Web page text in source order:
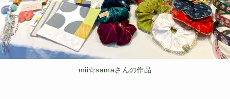
mii☆samaさんの作品